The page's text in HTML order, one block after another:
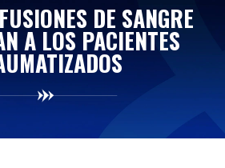
DE SANGRE
A LOS PACIENTES